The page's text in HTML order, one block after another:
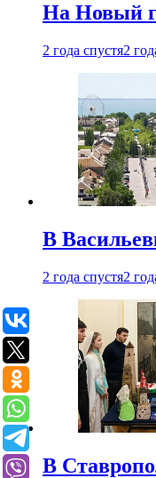
На Новый
2 года спустя2
В
2 года спустя2
В